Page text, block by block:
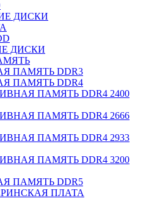
ДИСКИ
ДИСКИ
ПАМЯТЬ DDR3
ПАМЯТЬ DDR4
ПАМЯТЬ DDR4 2400
ПАМЯТЬ DDR4 2666
ПАМЯТЬ DDR4 2933
ПАМЯТЬ DDR4 3200
ПАМЯТЬ DDR5
ПЛАТА